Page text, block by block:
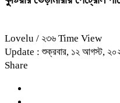
Lovelu / ২৩৬ Time View
Update : শুক্রবার, ১২ আগস্ট,
Share